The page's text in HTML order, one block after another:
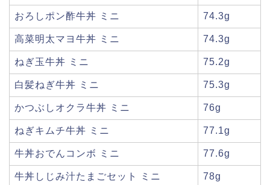
おろしポン酢牛丼 ミニ 74.3g
高菜明太マヨ牛丼 ミニ 74.3g
ねぎ玉牛丼 ミニ 75.2g
白髪ねぎ牛丼 ミニ 75.3g
かつぶしオクラ牛丼 ミニ 76g
ねぎキムチ牛丼 ミニ 77.1g
牛丼おでんコンボ ミニ 77.6g
牛丼しじみ汁たまごセット ミニ 78g